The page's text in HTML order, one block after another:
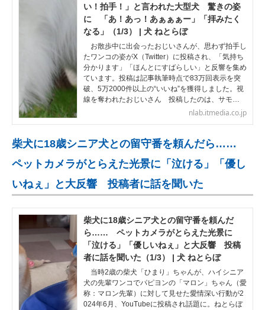
い！拍手！」と言われた大型犬 驚きの姿
に 「あ！あっ！あぁぁぁー」「拝みたく
なる」（1/3） | 犬 ねとらぼ
お散歩中に出会ったおじいさんが、思わず拍手し
たワンコの姿がX（Twitter）に投稿され、「気持ち
分かります」「ほんとにすばらしい」と反響を集め
ています。投稿は記事執筆時点で83万回表示を突
破、5万2000件以上の“いいね”を獲得しました。視
線を奪われたおじいさん 投稿したのは、サモ…
nlab.itmedia.co.jp
柴犬に18歳シニア犬との留守番を頼んだら……
ペットカメラがとらえた光景に「泣ける」「優し
いねぇ」と大反響 投稿者に話を聞いた
柴犬に18歳シニア犬との留守番を頼んだ
ら…… ペットカメラがとらえた光景に
「泣ける」「優しいねぇ」と大反響 投稿
者に話を聞いた（1/3） | 犬 ねとらぼ
当時2歳の柴犬「ひまり」ちゃんが、ハイシニア
犬の先輩ワンコでパピヨンの「マロン」ちゃん（愛
称：マロン先輩）に対して見せた愛情深い行動が2
024年6月、YouTubeに投稿され話題に。ねとらぼ